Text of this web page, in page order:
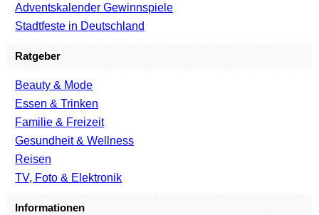
Adventskalender Gewinnspiele
Stadtfeste in Deutschland
Ratgeber
Beauty & Mode
Essen & Trinken
Familie & Freizeit
Gesundheit & Wellness
Reisen
TV, Foto & Elektronik
Informationen